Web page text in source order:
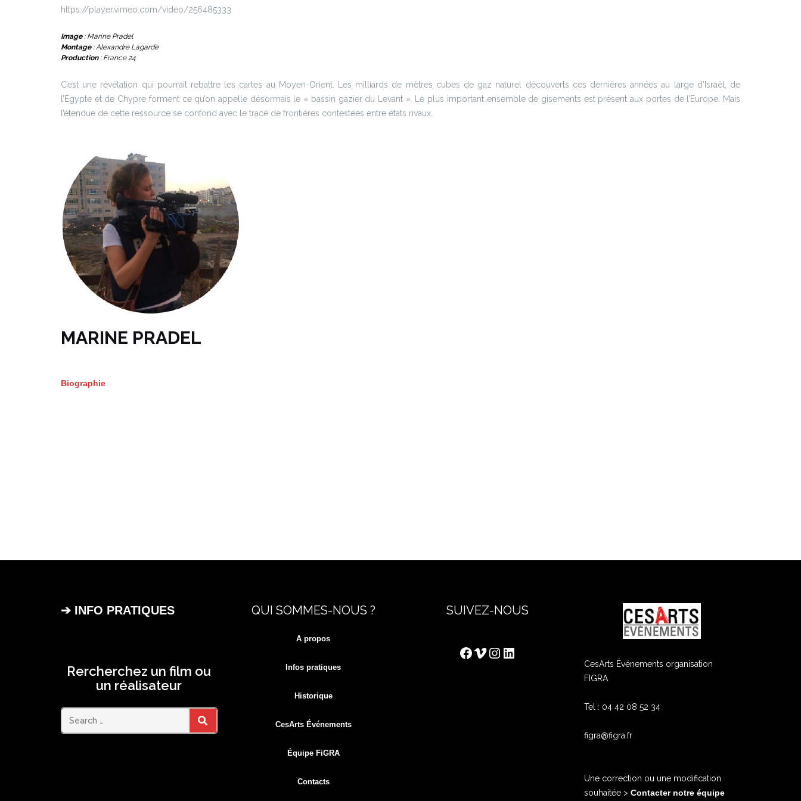
https://player.vimeo.com/video/256485333
Image: Marine Pradel
Montage: Alexandre Lagarde
Production: France 24
C’est une révélation qui pourrait rebattre les cartes au Moyen-Orient. Les milliards de mètres cubes de gaz naturel découverts ces dernières années au large d’Israël, de
l’Égypte et de Chypre forment ce qu’on appelle désormais le « bassin gazier du Levant ». Le plus important ensemble de gisements est présent aux portes de l’Europe. Mais
l’étendue de cette ressource se confond avec le tracé de frontières contestées entre états rivaux.
MARINE PRADEL
Biographie
➔ INFO PRATIQUES
Rercherchez un film ou
un réalisateur
Search SEARCH
QUI SOMMES-NOUS ?
A propos
Infos pratiques
Historique
CesArts Événements
Équipe FiGRA
Contacts
SUIVEZ-NOUS
Facebook
Vimeo
Instagram
LinkedIn
CesArts Événements organisation
FIGRA
Tel : 04 42 08 52 34
figra@figra.fr
Une correction ou une modification
souhaitée > Contacter notre équipe